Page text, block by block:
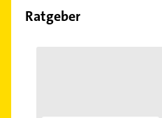
Ratgeber